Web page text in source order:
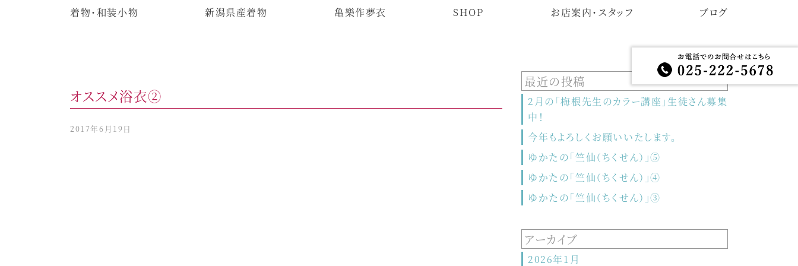
着物・和装小物 新潟県産着物 亀樂作夢衣 SHOP お店案内・スタッフ ブログ
オススメ浴衣②
2017年6月19日
最近の投稿
2月の「梅根先生のカラー講座」生徒さん募集
中！
今年もよろしくお願いいたします。
ゆかたの「竺仙（ちくせん）」⑤
ゆかたの「竺仙（ちくせん）」④
ゆかたの「竺仙（ちくせん）」③
アーカイブ
2026年1月